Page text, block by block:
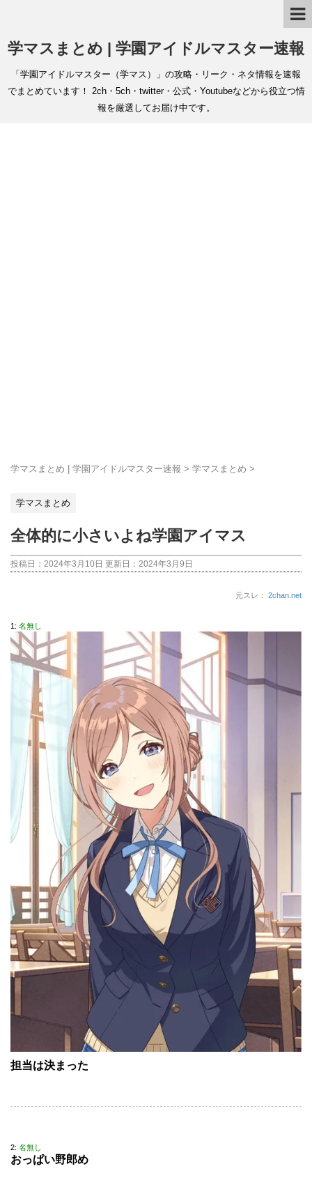
学マスまとめ | 学園アイドルマスター速報
「学園アイドルマスター（学マス）」の攻略・リーク・ネタ情報を速報
でまとめています！ 2ch・5ch・twitter・公式・Youtubeなどから役立つ情
報を厳選してお届け中です。
学マスまとめ | 学園アイドルマスター速報 > 学マスまとめ >
学マスまとめ
全体的に小さいよね学園アイマス
投稿日：2024年3月10日 更新日： 2024年3月9日
元スレ： 2chan.net
1: 名無し
担当は決まった
2: 名無し
おっぱい野郎め